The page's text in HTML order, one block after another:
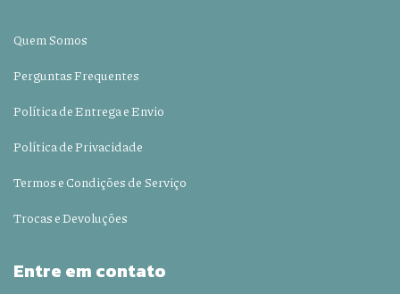
Quem Somos
Perguntas Frequentes
Política de Entrega e Envio
Política de Privacidade
Termos e Condições de Serviço
Trocas e Devoluções
Entre em contato